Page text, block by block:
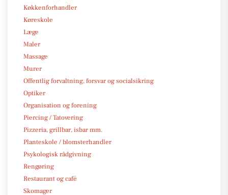
Køkkenforhandler
Køreskole
Læge
Maler
Massage
Murer
Offentlig forvaltning, forsvar og socialsikring
Optiker
Organisation og forening
Piercing / Tatovering
Pizzeria, grillbar, isbar mm.
Planteskole / blomsterhandler
Psykologisk rådgivning
Rengøring
Restaurant og café
Skomager